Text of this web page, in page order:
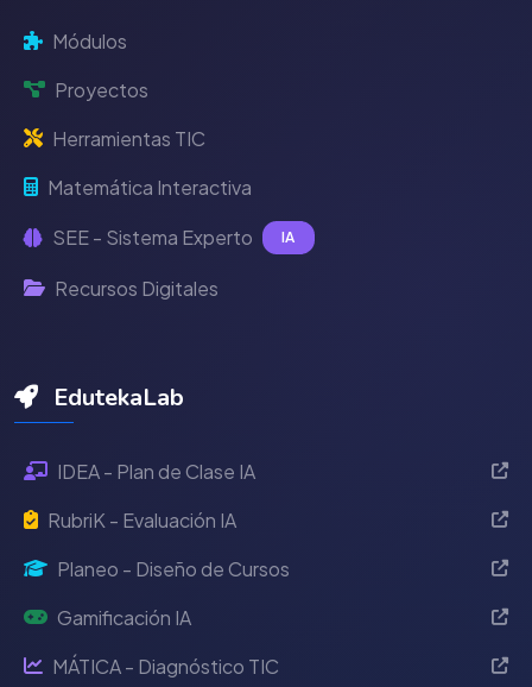
Módulos
Proyectos
Herramientas TIC
Matemática Interactiva
SEE - Sistema Experto IA
Recursos Digitales
EdutekaLab
IDEA - Plan de Clase IA
RubriK - Evaluación IA
Planeo - Diseño de Cursos
Gamificación IA
MÁTICA - Diagnóstico TIC